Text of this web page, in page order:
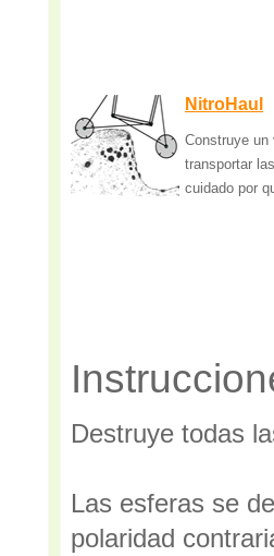
NitroHaul
Construye
transportar
cuidado por
Destruye todas
Las esferas se
polaridad